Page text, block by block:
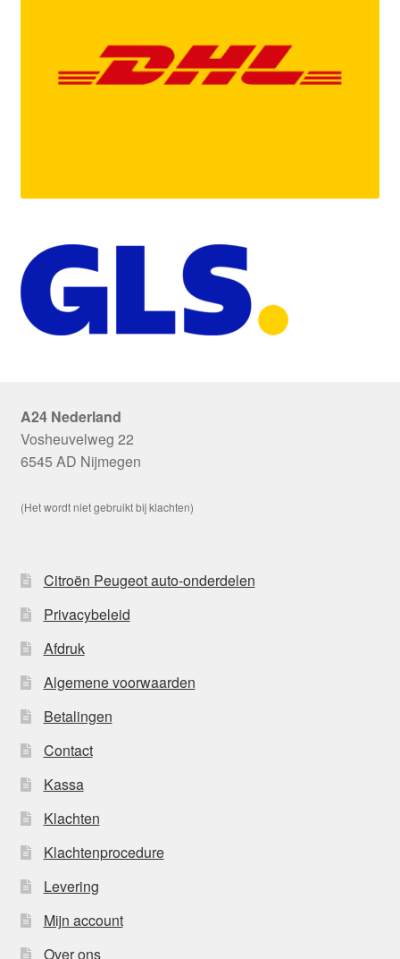
A24 Nederland
Vosheuvelweg 22
6545 AD Nijmegen
(Het wordt niet gebruikt bij klachten)
Citroën Peugeot auto-onderdelen
Privacybeleid
Afdruk
Algemene voorwaarden
Betalingen
Contact
Kassa
Klachten
Klachtenprocedure
Levering
Mijn account
Over ons